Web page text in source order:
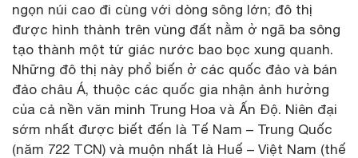
ngọn núi cao đi cùng với dòng sông lớn; đô thị
được hình thành trên vùng đất nằm ở ngã ba sông
tạo thành một tứ giác nước bao bọc xung quanh.
Những đô thị này phổ biến ở các quốc đảo và bán
đảo châu Á, thuộc các quốc gia nhận ảnh hưởng
của cả nền văn minh Trung Hoa và Ấn Độ. Niên đại
sớm nhất được biết đến là Tế Nam – Trung Quốc
(năm 722 TCN) và muộn nhất là Huế – Việt Nam (thế